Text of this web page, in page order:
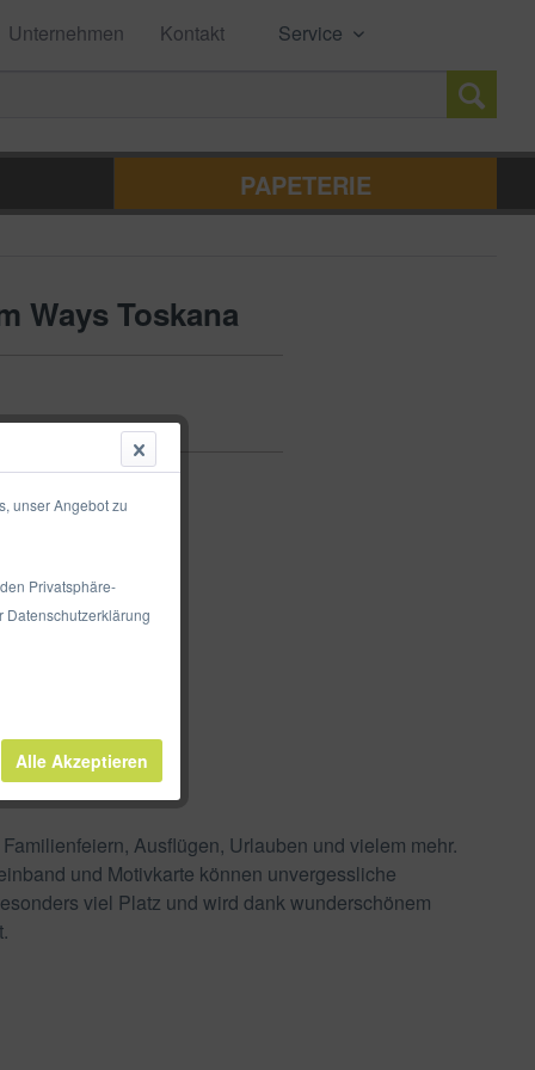
Unternehmen Kontakt Service
PAPETERIE
Ways Toskana
Ausflügen, Urlauben und vielem mehr.
und Motivkarte können unvergessliche
viel Platz und wird dank wunderschönem
unser Angebot zu
Privatsphäre-
Datenschutzerklärung
Alle Akzeptieren